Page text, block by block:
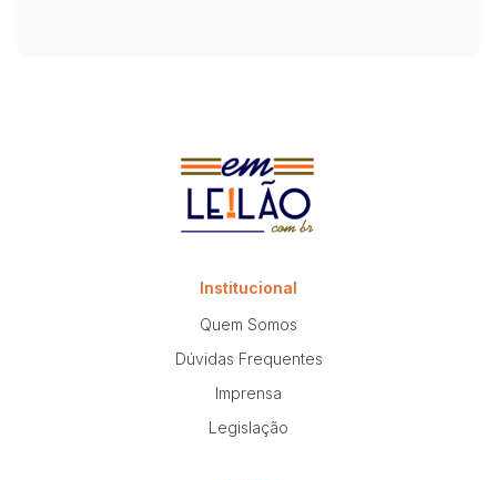
Institucional
Quem Somos
Dúvidas Frequentes
Imprensa
Legislação